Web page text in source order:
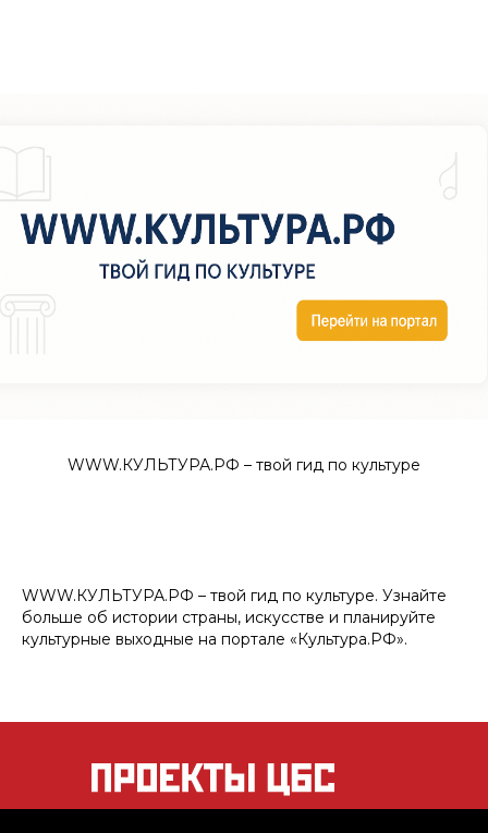
WWW.КУЛЬТУРА.РФ – твой гид по культуре
WWW.КУЛЬТУРА.РФ – твой гид по культуре. Узнайте
больше об истории страны, искусстве и планируйте
культурные выходные на портале «Культура.РФ».